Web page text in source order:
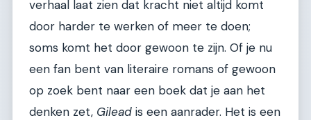
verhaal laat zien dat kracht niet altijd komt
door harder te werken of meer te doen;
soms komt het door gewoon te zijn. Of je nu
een fan bent van literaire romans of gewoon
op zoek bent naar een boek dat je aan het
denken zet, Gilead is een aanrader. Het is een